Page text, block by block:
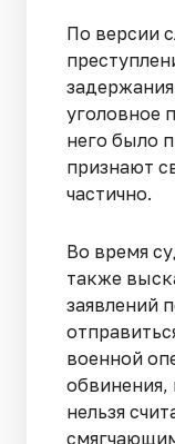
По версии
уголовное
него было
признают
частично.
Во время
также
заявлений
военной
нельзя